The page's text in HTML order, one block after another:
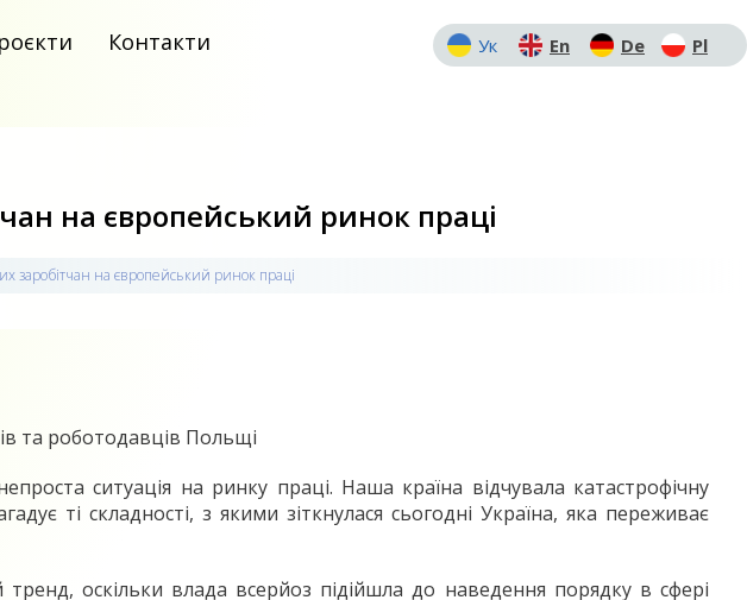
Контакти Ук En De Pl
на європейський ринок праці
заробітчан на європейський ринок праці
та роботодавців Польщі
ситуація на ринку праці. Наша країна відчувала катастрофічну
ті складності, з якими зіткнулася сьогодні Україна, яка переживає
оскільки влада всерйоз підійшла до наведення порядку в сфері